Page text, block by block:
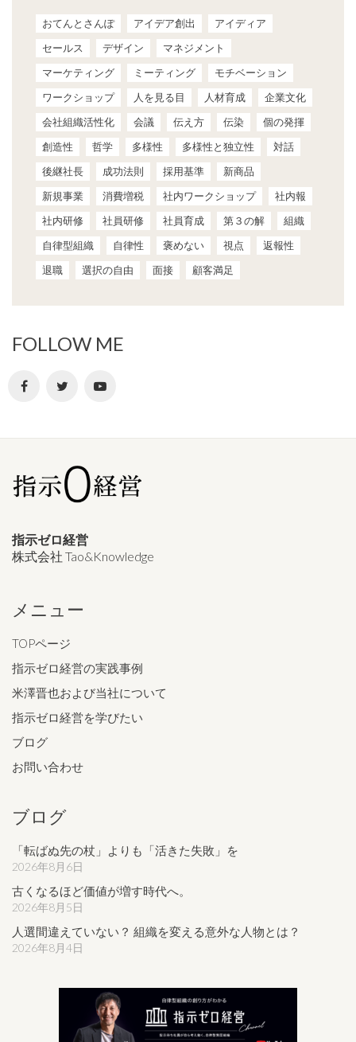
おてんとさんぽ アイデア創出
アイディア
セールス
デザイン
マネジメント
マーケティング
ミーティング
モチベーション
ワークショップ
人を見る目 人材育成
企業文化
会社組織活性化
会議 伝え方 伝染
個の発揮
創造性
哲学 多様性 多様性と独立性
対話
後継社長
成功法則 採用基準
新商品
新規事業
消費増税 社内ワークショップ
社内報
社内研修
社員研修 社員育成 第３の解
組織
自律型組織
自律性 褒めない 視点
返報性
退職
選択の自由 面接 顧客満足
FOLLOW ME
指示ゼロ経営
株式会社 Tao&Knowledge
メニュー
TOPページ
指示ゼロ経営の実践事例
米澤晋也および当社について
指示ゼロ経営を学びたい
ブログ
お問い合わせ
ブログ
「転ばぬ先の杖」よりも「活きた失敗」を
2026年8月6日
古くなるほど価値が増す時代へ。
2026年8月5日
人選間違えていない？ 組織を変える意外な人物とは？
2026年8月4日